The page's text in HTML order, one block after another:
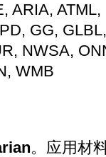
ATML,
GG,
NWSA,
WMB
。应用材